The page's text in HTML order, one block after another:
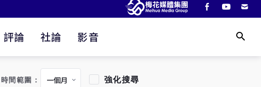
評論 社論 影音
時間範圍： 強化搜尋